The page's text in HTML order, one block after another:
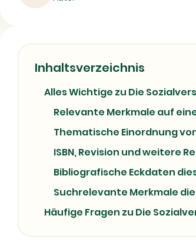
Inhaltsverzeichnis
Alles Wichtige zu Die
Relevante Merkmale auf
Thematische Einordnung
ISBN, Revision und weitere
Bibliografische Eckdaten
Suchrelevante Merkmale
Häufige Fragen zu Die